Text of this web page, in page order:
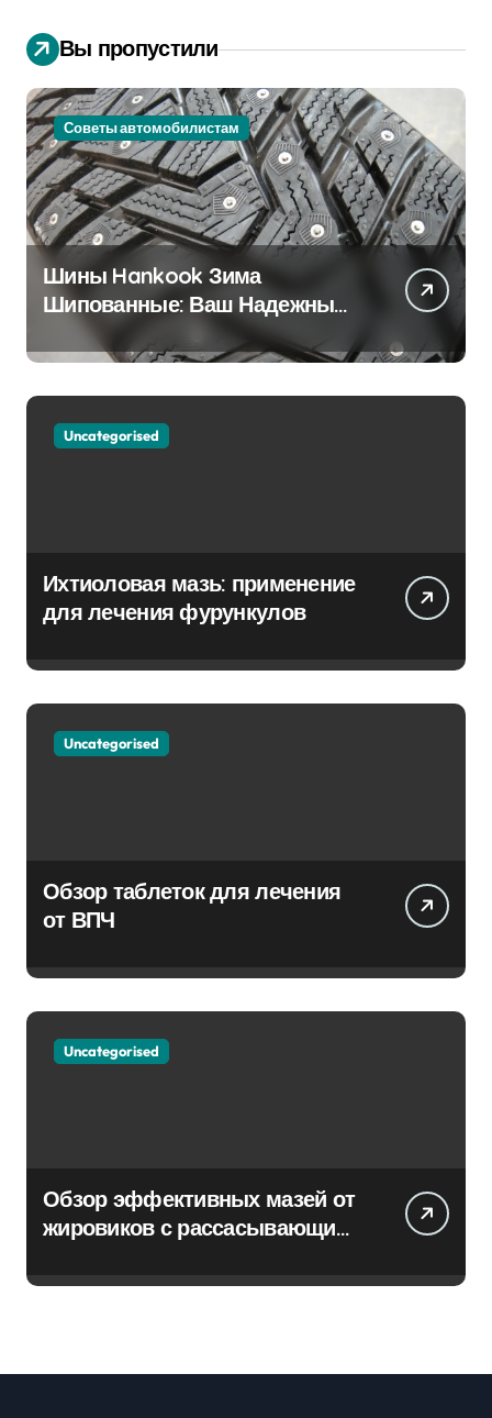
Вы пропустили
Советы автомобилистам
Шины Hankook Зима
Шипованные: Ваш Надежный
Партнёр на Снежных Дорогах
Uncategorised
Ихтиоловая мазь: применение
для лечения фурункулов
Uncategorised
Обзор таблеток для лечения
от ВПЧ
Uncategorised
Обзор эффективных мазей от
жировиков с рассасывающим